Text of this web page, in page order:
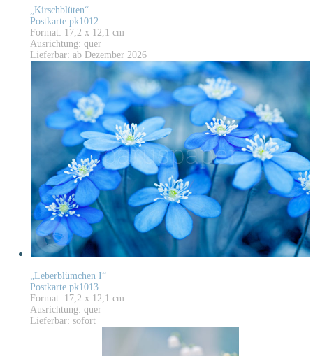
„Kirschblüten“
Postkarte pk1012
Format: 17,2 x 12,1 cm
Ausrichtung: quer
Lieferbar: ab Dezember 2026
„Leberblümchen I“
Postkarte pk1013
Format: 17,2 x 12,1 cm
Ausrichtung: quer
Lieferbar: sofort